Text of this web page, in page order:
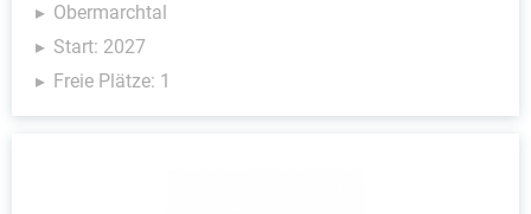
Obermarchtal
Start: 2027
Freie Plätze: 1